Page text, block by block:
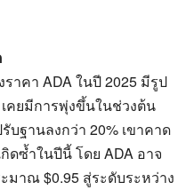
าคา ADA ในปี 2025 มีรูป
คยมีการพุ่งขึ้นในช่วงต้น
บฐานลงกว่า 20% เขาคาด
ดซ้ำในปีนี้ โดย ADA อาจ
มาณ $0.95 สู่ระดับระหว่าง